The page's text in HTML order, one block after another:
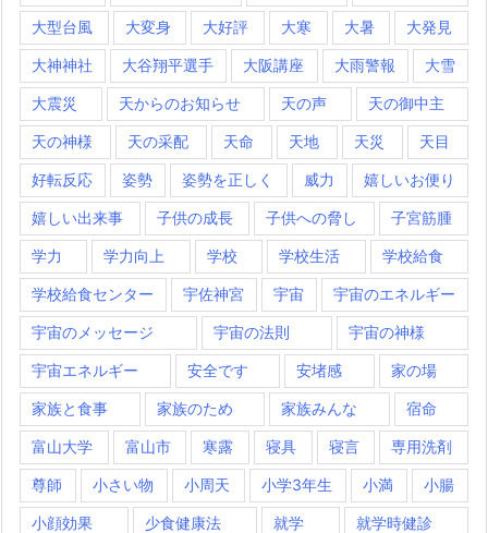
大型台風 大変身 大好評 大寒 大暑 大発見
大神神社 大谷翔平選手 大阪講座 大雨警報 大雪
大震災 天からのお知らせ 天の声 天の御中主
天の神様 天の采配 天命 天地 天災 天目
好転反応 姿勢 姿勢を正しく 威力 嬉しいお便り
嬉しい出来事 子供の成長 子供への脅し 子宮筋腫
学力 学力向上 学校 学校生活 学校給食
学校給食センター 宇佐神宮 宇宙 宇宙のエネルギー
宇宙のメッセージ 宇宙の法則 宇宙の神様
宇宙エネルギー 安全です 安堵感 家の場
家族と食事 家族のため 家族みんな 宿命
富山大学 富山市 寒露 寝具 寝言 専用洗剤
尊師 小さい物 小周天 小学3年生 小満 小腸
小顔効果 少食健康法 就学 就学時健診